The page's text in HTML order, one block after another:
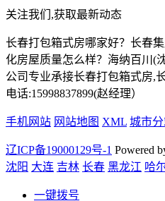
关注我们,获取最新动态
长春打包箱式房哪家好？长春
化房屋质量怎么样？海纳百川(
公司专业承接长春打包箱式房,
电话:15998837899(赵经理）
手机网站 网站地图 XML 城市
辽ICP备19000129号-1 Powered
沈阳 大连 吉林 长春 黑龙江 哈
一键拨号